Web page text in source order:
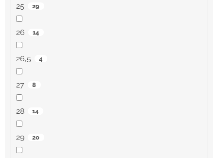
25 29
26 14
26,5 4
27 8
28 14
29 20